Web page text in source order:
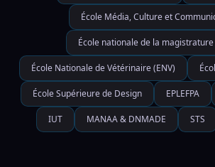
École Média, Culture et
École nationale de la magistrature
École Nationale de Vétérinaire (ENV)
École Supérieure de Design EPLEFPA
IUT MANAA & DNMADE STS